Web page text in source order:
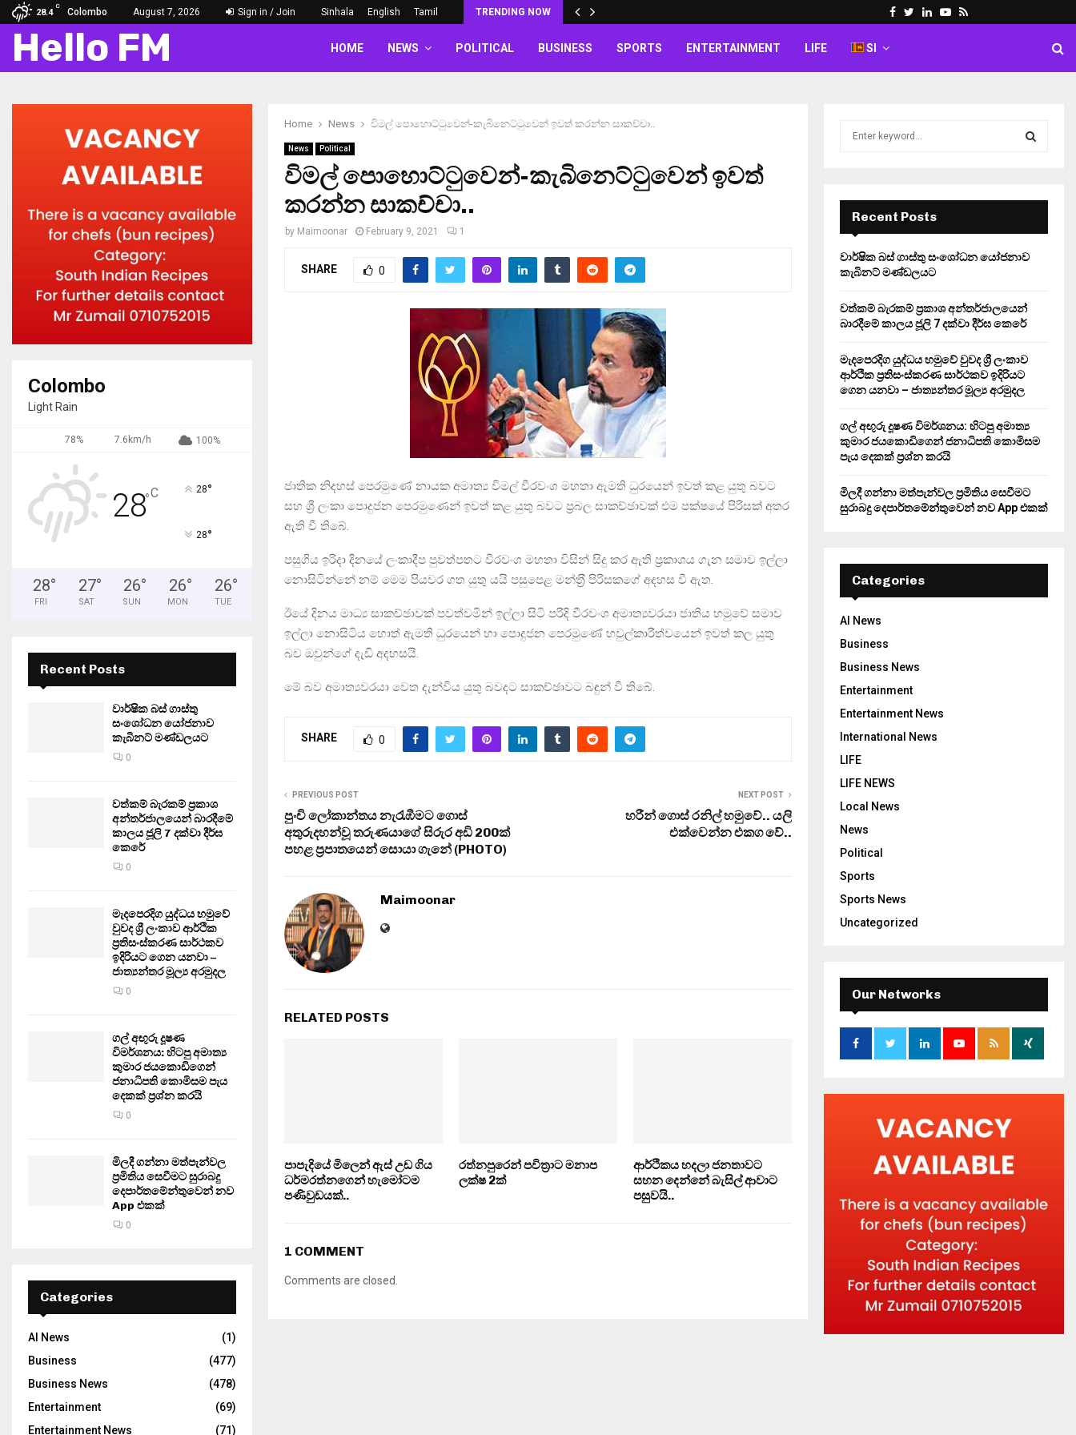
28.4
C
Colombo August 7, 2026 Sign in / Join Sinhala English Tamil TRENDING NOW Facebook
Twitter
LinkedinYoutube
Rss
Hello FM HOME NEWS POLITICAL BUSINESS SPORTS ENTERTAINMENT LIFE SI
Home News විමල් පොහොට්ටුවෙන්-කැබිනෙට්ටුවෙන් ඉවත් කරන්න සාකච්චා..
News Political
විමල් පොහොට්ටුවෙන්-කැබිනෙට්ටුවෙන් ඉවත්
කරන්න සාකච්චා..
by Maimoonar February 9, 2021 1
SHARE 0
ජාතික නිදහස් පෙරමුණේ නායක අමාත්‍ය විමල් වීරවංශ මහතා ඇමති ධුරයෙන් ඉවත් කළ යුතු බවට
සහ ශ්‍රී ලංකා පොදුජන පෙරමුණෙන් ඉවත් කළ යුතු බවට ප්‍රබල සාකච්ඡාවක් එම පක්ෂයේ පිරිසක් අතර
ඇති වී තිබේ.
පසුගිය ඉරිදා දිනයේ ලංකාදීප පුවත්පතට වීරවංශ මහතා විසින් සිදු කර ඇති ප‍්‍රකාශය ගැන සමාව ඉල්ලා
නොසිටින්නේ නම් මෙම පියවර ගත යුතු යයි පසුපෙළ මන්ත‍්‍රී පිරිසකගේ අදහස වී ඇත.
ඊයේ දිනය මාධ්‍ය සාකච්ඡාවක් පවත්වමින් ඉල්ලා සිටි පරිදි වීරවංශ අමාත්‍යවරයා ජාතිය හමුවේ සමාව
ඉල්ලා නොසිටිය හොත් ඇමති ධුරයෙන් හා පොදුජන පෙරමුණේ හවුල්කාරීත්වයෙන් ඉවත් කල යුතු
බව ඔවුන්ගේ දැඩි අදහසයි.
මේ බව අමාත්‍යවරයා වෙත දැන්විය යුතු බවදට සාකච්ඡාවට බඳුන් වී තිබේ.
SHARE 0
PREVIOUS POST
පුංචි ලෝකාන්තය නැරැඹීමට ගොස්
අතුරුදහන්වූ තරුණයාගේ සිරුර අඩි 200ක්
පහළ ප්‍රපාතයෙන් සොයා ගැනේ (PHOTO)
NEXT POST
හරීන් ගොස් රනිල් හමුවේ.. යලි
එක්වෙන්න එකග වේ..
Maimoonar
RELATED POSTS
පාපැදියේ මිලෙන් ඇස් උඩ ගිය
ධර්මරත්නගෙන් හැමෝටම
පණිවුඩයක්..
රත්නපුරෙන් පවිත්‍රාට මනාප
ලක්ෂ 2ක්
ආර්ථිකය හදලා ජනතාවට
සහන දෙන්නේ බැසිල් ආවාට
පසුවයි..
1 COMMENT
Comments are closed.
Colombo
Light Rain
78% 7.6km/h 100%
28°C 28°
28°
28°
FRI
27°
SAT
26°
SUN
26°
MON
26°
TUE
Recent Posts
වාර්ෂික බස් ගාස්තු
සංශෝධන යෝජනාව
කැබිනට් මණ්ඩලයට
0
වත්කම් බැරකම් ප්‍රකාශ
අන්තර්ජාලයෙන් බාරදීමේ
කාලය ජූලි 7 දක්වා දීර්ඝ
කෙරේ
0
මැදපෙරදිග යුද්ධය හමුවේ
වුවද ශ්‍රී ලංකාව ආර්ථික
ප්‍රතිසංස්කරණ සාර්ථකව
ඉදිරියට ගෙන යනවා –
ජාත්‍යන්තර මූල්‍ය අරමුදල
0
ගල් අඟුරු දූෂණ
විමර්ශනය: හිටපු අමාත්‍ය
කුමාර ජයකොඩිගෙන්
ජනාධිපති කොමිසම පැය
දෙකක් ප්‍රශ්න කරයි
0
මිලදී ගන්නා මත්පැන්වල
ප්‍රමිතිය සෙවීමට සුරාබදු
දෙපාර්තමේන්තුවෙන් නව
App එකක්
0
Categories
AI News
(1)
Business
(477)
Business News
(478)
Entertainment
(69)
Entertainment News
(71)
r
:
E
A
R
H
Recent Posts
වාර්ෂික බස් ගාස්තු සංශෝධන යෝජනාව
කැබිනට් මණ්ඩලයට
වත්කම් බැරකම් ප්‍රකාශ අන්තර්ජාලයෙන්
බාරදීමේ කාලය ජූලි 7 දක්වා දීර්ඝ කෙරේ
මැදපෙරදිග යුද්ධය හමුවේ වුවද ශ්‍රී ලංකාව
ආර්ථික ප්‍රතිසංස්කරණ සාර්ථකව ඉදිරියට
ගෙන යනවා – ජාත්‍යන්තර මූල්‍ය අරමුදල
ගල් අඟුරු දූෂණ විමර්ශනය: හිටපු අමාත්‍ය
කුමාර ජයකොඩිගෙන් ජනාධිපති කොමිසම
පැය දෙකක් ප්‍රශ්න කරයි
මිලදී ගන්නා මත්පැන්වල ප්‍රමිතිය සෙවීමට
සුරාබදු දෙපාර්තමේන්තුවෙන් නව App එකක්
Categories
AI News
Business
Business News
Entertainment
Entertainment News
International News
LIFE
LIFE NEWS
Local News
News
Political
Sports
Sports News
Uncategorized
Our Networks